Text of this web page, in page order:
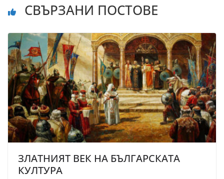
СВЪРЗАНИ ПОСТОВЕ
ЗЛАТНИЯТ ВЕК НА БЪЛГАРСКАТА
КУЛТУРА